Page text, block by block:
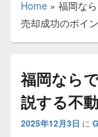
Home » 福岡な
売却成功のポイ
福岡なら
説する不
2025年12月3日 に